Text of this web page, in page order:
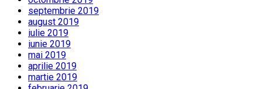
septembrie 2019
august 2019
iulie 2019
iunie 2019
mai 2019
aprilie 2019
martie 2019